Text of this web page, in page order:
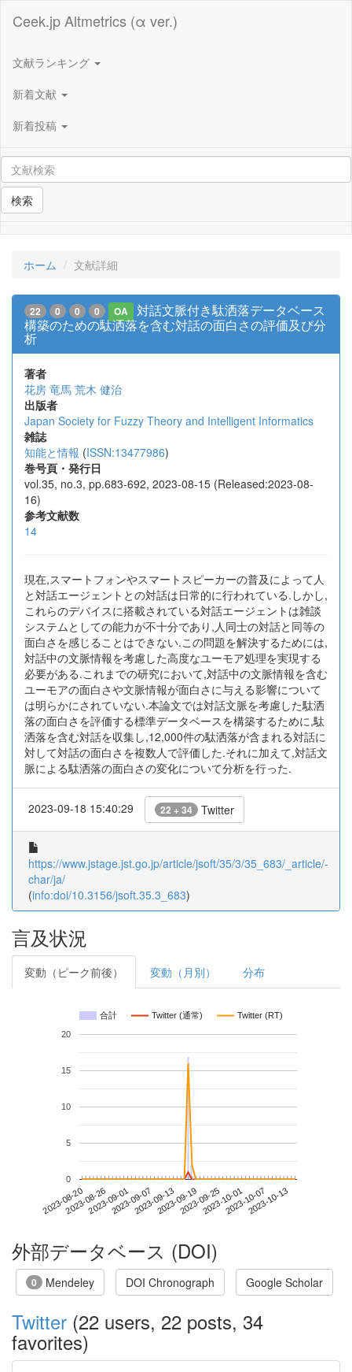
Ceek.jp Altmetrics (α ver.)
文献ランキング
新着文献
新着投稿
検索
ホーム 文献詳細
22 0 0 0 OA
対話文脈付き駄洒落データベース
構築のための駄洒落を含む対話の面白さの評価及び分
析
著者
花房 竜馬 荒木 健治
出版者
Japan Society for Fuzzy Theory and Intelligent Informatics
雑誌
知能と情報 (ISSN:13477986)
巻号頁・発行日
vol.35, no.3, pp.683-692, 2023-08-15 (Released:2023-08-
16)
参考文献数
14
現在,スマートフォンやスマートスピーカーの普及によって人
と対話エージェントとの対話は日常的に行われている.しかし,
これらのデバイスに搭載されている対話エージェントは雑談
システムとしての能力が不十分であり,人同士の対話と同等の
面白さを感じることはできない.この問題を解決するためには,
対話中の文脈情報を考慮した高度なユーモア処理を実現する
必要がある.これまでの研究において,対話中の文脈情報を含む
ユーモアの面白さや文脈情報が面白さに与える影響について
は明らかにされていない.本論文では対話文脈を考慮した駄洒
落の面白さを評価する標準データベースを構築するために,駄
洒落を含む対話を収集し,12,000件の駄洒落が含まれる対話に
対して対話の面白さを複数人で評価した.それに加えて,対話文
脈による駄洒落の面白さの変化について分析を行った.
2023-09-18 15:40:29 22 + 34 Twitter
https://www.jstage.jst.go.jp/article/jsoft/35/3/35_683/_article/-
char/ja/
(info:doi/10.3156/jsoft.35.3_683)
言及状況
変動（ピーク前後） 変動（月別） 分布
合計 Twitter (通常) Twitter (RT)
2023-08-202023-08-262023-09-012023-09-072023-09-132023-09-192023-09-252023-10-012023-10-072023-10-13
0
5
10
15
20
外部データベース (DOI)
0 Mendeley DOI Chronograph Google Scholar
Twitter (22 users, 22 posts, 34
favorites)